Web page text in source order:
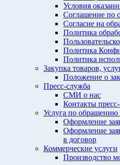
Условия
Соглашение по
Согласие на
Политика
Политика
Политика
Закупка товаров,
Положение о
Пресс-служба
СМИ о нас
Контакты
Услуга по
Оформление
Оформление
в договор
Коммерческие услуги
Производство